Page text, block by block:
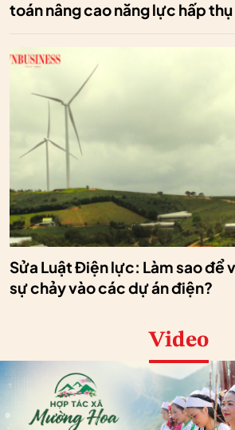
toán nâng cao năng lực hấp thụ
Sửa Luật Điện lực: Làm sao để
sự chảy vào các dự án điện?
Video